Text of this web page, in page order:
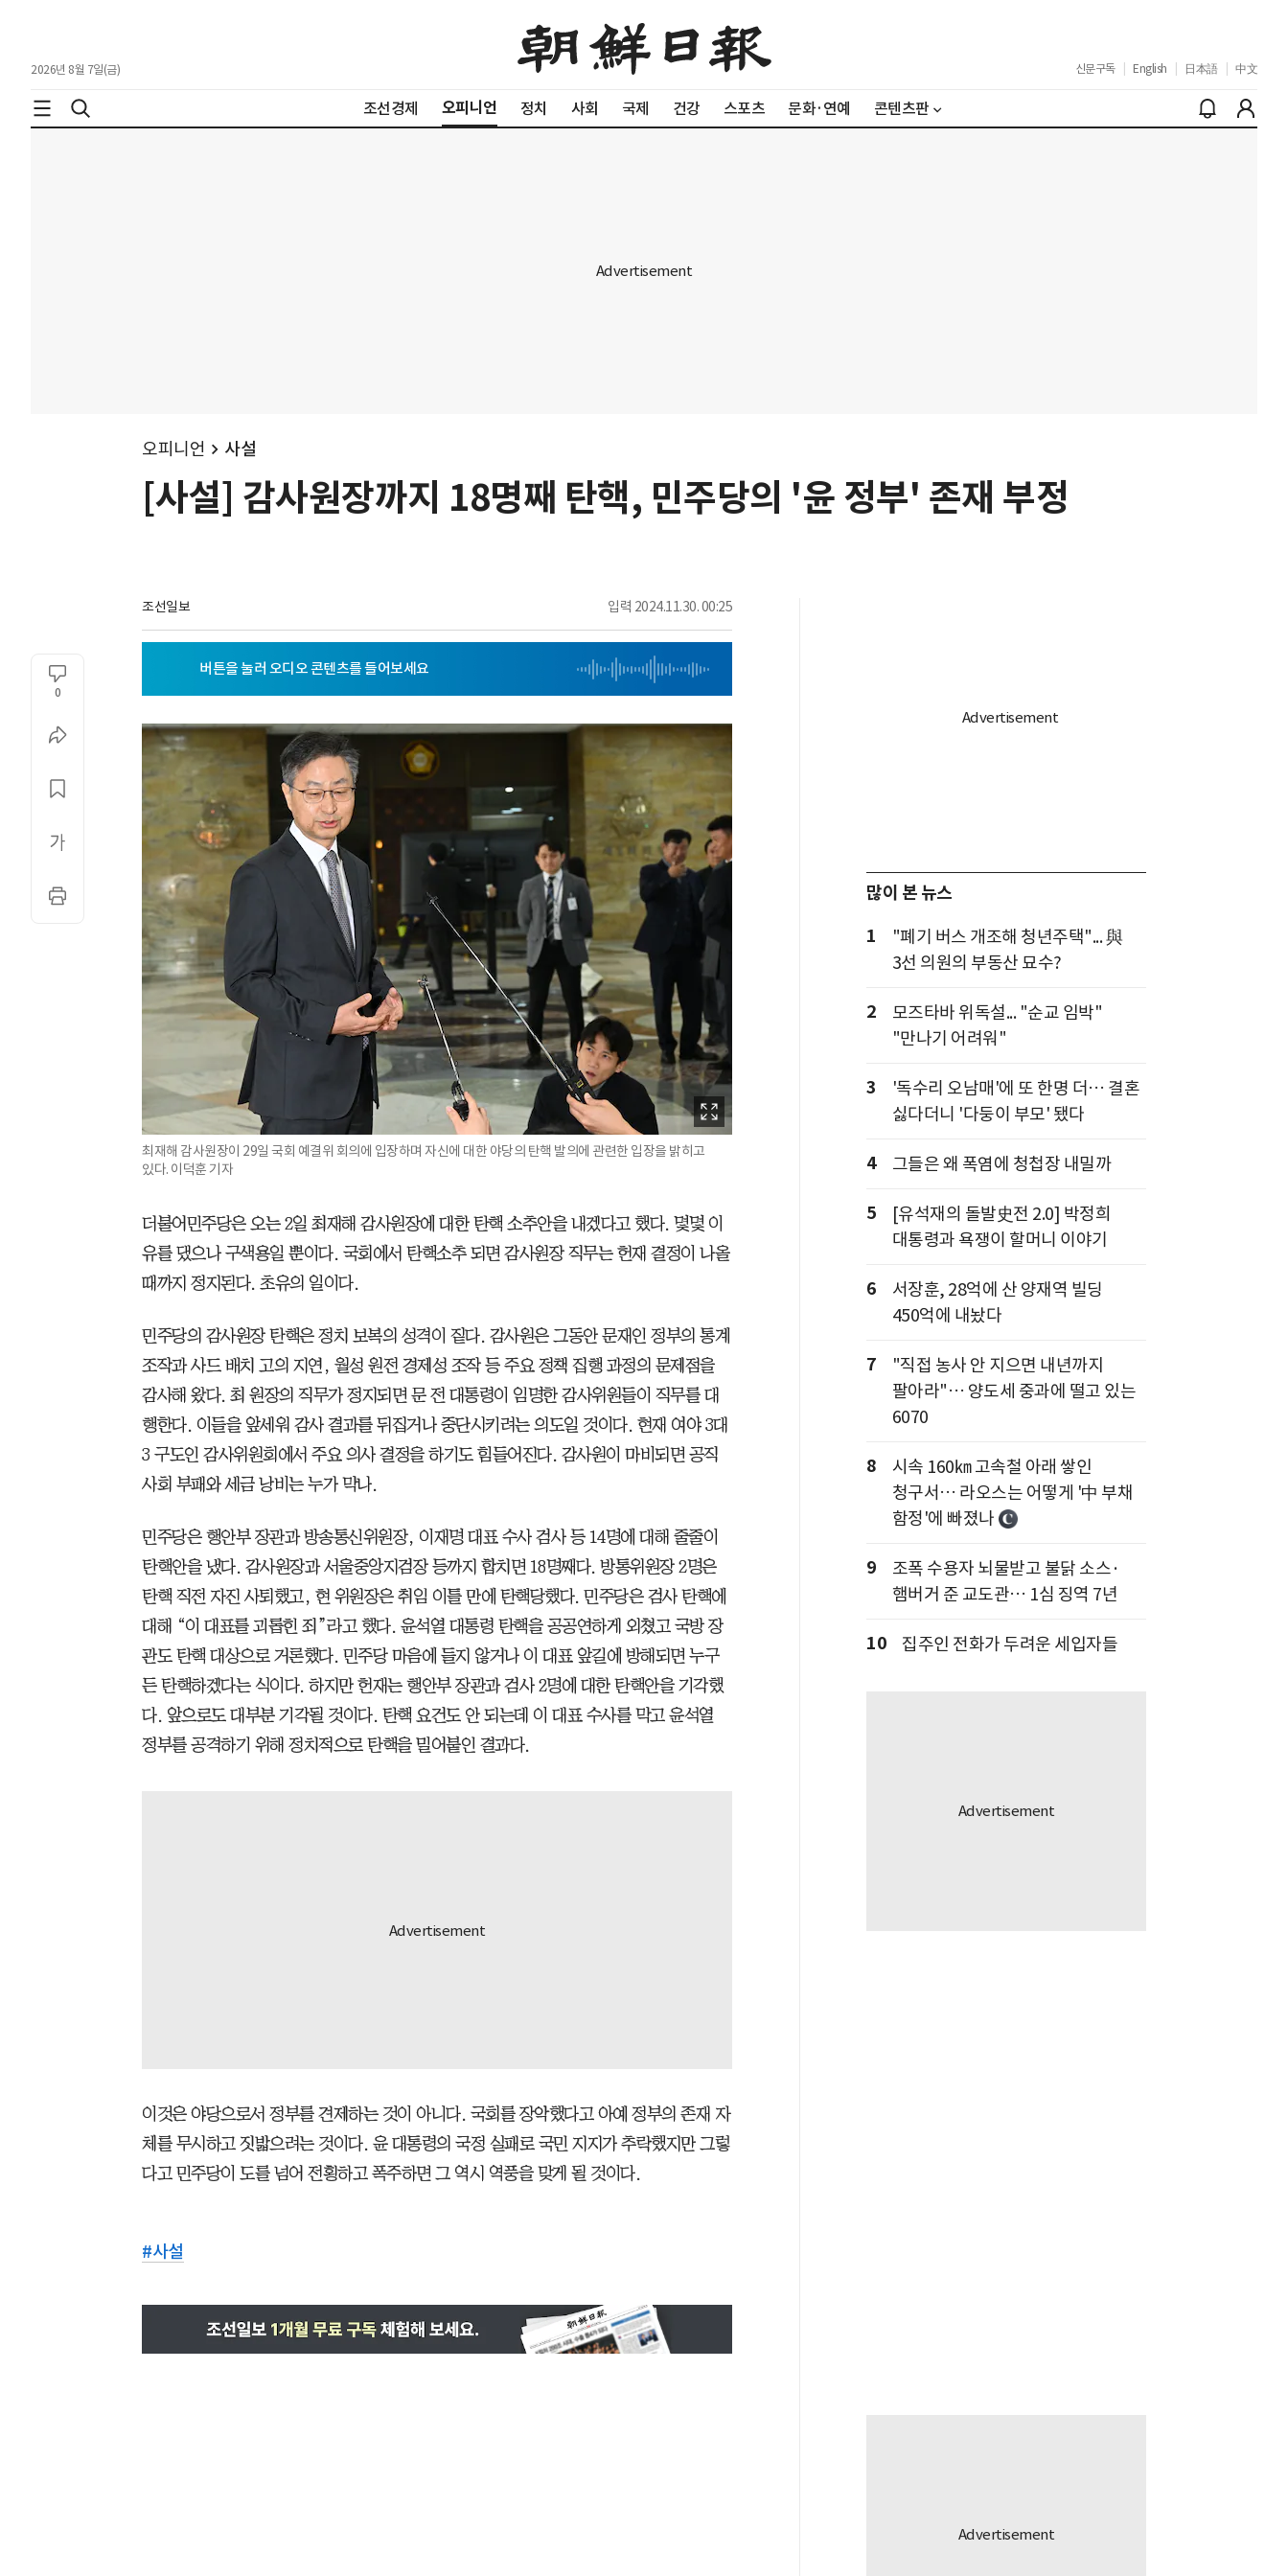
2026년 8월 7일(금) 신문구독 English 日本語 中文
조선경제 오피니언 정치 사회 국제 건강 스포츠 문화·연예 콘텐츠판
오피니언 사설
[사설] 감사원장까지 18명째 탄핵, 민주당의 '윤 정부' 존재 부정
조선일보 입력 2024.11.30. 00:25
0
최재해 감사원장이 29일 국회 예결위 회의에 입장하며 자신에 대한 야당의 탄핵 발의에 관련한 입장을 밝히고
있다. 이덕훈 기자
더불어민주당은 오는 2일 최재해 감사원장에 대한 탄핵 소추안을 내겠다고 했다. 몇몇 이
유를 댔으나 구색용일 뿐이다. 국회에서 탄핵소추 되면 감사원장 직무는 헌재 결정이 나올
때까지 정지된다. 초유의 일이다.
민주당의 감사원장 탄핵은 정치 보복의 성격이 짙다. 감사원은 그동안 문재인 정부의 통계
조작과 사드 배치 고의 지연, 월성 원전 경제성 조작 등 주요 정책 집행 과정의 문제점을
감사해 왔다. 최 원장의 직무가 정지되면 문 전 대통령이 임명한 감사위원들이 직무를 대
행한다. 이들을 앞세워 감사 결과를 뒤집거나 중단시키려는 의도일 것이다. 현재 여야 3대
3 구도인 감사위원회에서 주요 의사 결정을 하기도 힘들어진다. 감사원이 마비되면 공직
사회 부패와 세금 낭비는 누가 막나.
민주당은 행안부 장관과 방송통신위원장, 이재명 대표 수사 검사 등 14명에 대해 줄줄이
탄핵안을 냈다. 감사원장과 서울중앙지검장 등까지 합치면 18명째다. 방통위원장 2명은
탄핵 직전 자진 사퇴했고, 현 위원장은 취임 이틀 만에 탄핵당했다. 민주당은 검사 탄핵에
대해 “이 대표를 괴롭힌 죄”라고 했다. 윤석열 대통령 탄핵을 공공연하게 외쳤고 국방 장
관도 탄핵 대상으로 거론했다. 민주당 마음에 들지 않거나 이 대표 앞길에 방해되면 누구
든 탄핵하겠다는 식이다. 하지만 헌재는 행안부 장관과 검사 2명에 대한 탄핵안을 기각했
다. 앞으로도 대부분 기각될 것이다. 탄핵 요건도 안 되는데 이 대표 수사를 막고 윤석열
정부를 공격하기 위해 정치적으로 탄핵을 밀어붙인 결과다.
이것은 야당으로서 정부를 견제하는 것이 아니다. 국회를 장악했다고 아예 정부의 존재 자
체를 무시하고 짓밟으려는 것이다. 윤 대통령의 국정 실패로 국민 지지가 추락했지만 그렇
다고 민주당이 도를 넘어 전횡하고 폭주하면 그 역시 역풍을 맞게 될 것이다.
#사설
많이 본 뉴스
1
"폐기 버스 개조해 청년주택"... 與
3선 의원의 부동산 묘수?
2
모즈타바 위독설... "순교 임박"
"만나기 어려워"
3
'독수리 오남매'에 또 한명 더… 결혼
싫다더니 '다둥이 부모' 됐다
4 그들은 왜 폭염에 청첩장 내밀까
5
[유석재의 돌발史전 2.0] 박정희
대통령과 욕쟁이 할머니 이야기
6
서장훈, 28억에 산 양재역 빌딩
450억에 내놨다
7
"직접 농사 안 지으면 내년까지
팔아라"… 양도세 중과에 떨고 있는
6070
8
시속 160㎞ 고속철 아래 쌓인
청구서… 라오스는 어떻게 '中 부채
함정'에 빠졌나
9
조폭 수용자 뇌물받고 불닭 소스·
햄버거 준 교도관… 1심 징역 7년
10 집주인 전화가 두려운 세입자들